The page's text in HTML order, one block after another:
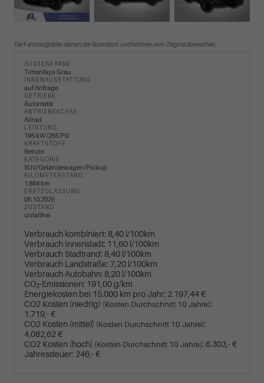
Die Fahrzeugbilder dienen der Illustration und können vom Original abweichen.
AUSSENFARBE
Timanfaya Grau
INNENAUSSTATTUNG
auf Anfrage
GETRIEBE
Automatik
ANTRIEBSACHSE
Allrad
LEISTUNG
195 kW (265 PS)
KRAFTSTOFF
Benzin
KATEGORIE
SUV/Geländewagen/Pickup
KILOMETERSTAND
1.884 km
ERSTZULASSUNG
06.10.2025
ZUSTAND
unfallfrei
Verbrauch kombiniert: 8,40 l/100km
Verbrauch Innenstadt: 11,60 l/100km
Verbrauch Stadtrand: 8,40 l/100km
Verbrauch Landstraße: 7,20 l/100km
Verbrauch Autobahn: 8,20 l/100km
CO2-Emissionen: 191,00 g/km
Energiekosten bei 15.000 km pro Jahr: 2.197,44 €
CO2 Kosten (niedrig) (Kosten Durchschnitt 10 Jahre):
1.719,- €
CO2 Kosten (mittel) (Kosten Durchschnitt 10 Jahre):
4.082,62 €
CO2 Kosten (hoch) (Kosten Durchschnitt 10 Jahre): 6.303,- €
Jahressteuer: 246,- €